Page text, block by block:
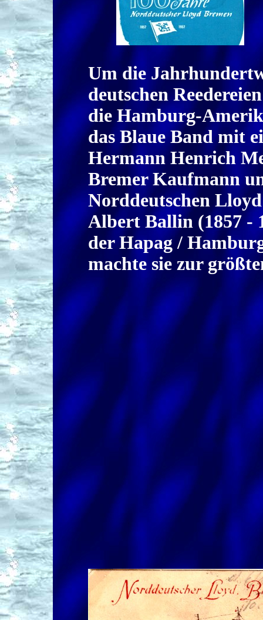
Um die
deutschen
die Hamburg-
das Blaue Band mit
Hermann Henrich
Bremer Kaufmann
Norddeutschen
Albert Ballin (1857 -
der Hapag /
machte sie zur